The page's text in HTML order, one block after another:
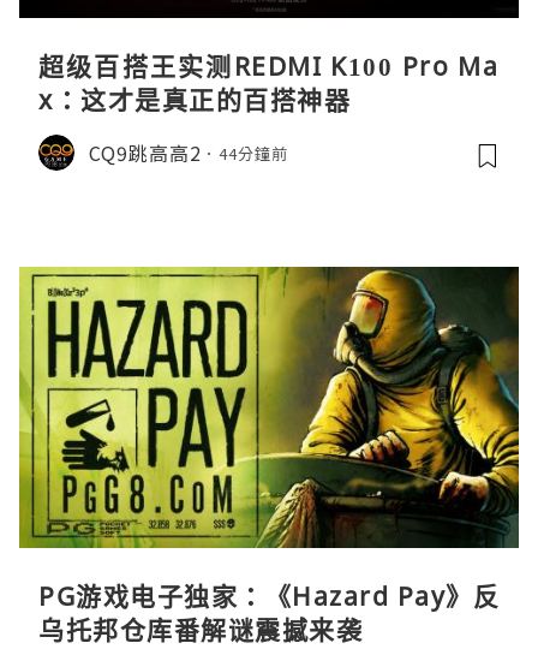
超级百搭王实测REDMI K100 Pro Ma
x：这才是真正的百搭神器
CQ9跳高高2 44分鐘前
PG游戏电子独家：《Hazard Pay》反
乌托邦仓库番解谜震撼来袭